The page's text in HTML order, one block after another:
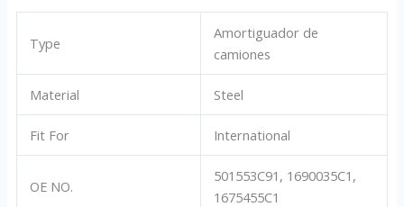
Type
Amortiguador de
camiones
Material Steel
Fit For International
OE NO.
501553C91, 1690035C1,
1675455C1